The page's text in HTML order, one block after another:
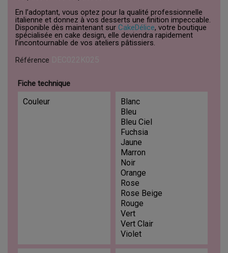
En l’adoptant, vous optez pour la qualité professionnelle
italienne et donnez à vos desserts une finition impeccable.
Disponible dès maintenant sur CakeDélice, votre boutique
spécialisée en cake design, elle deviendra rapidement
l’incontournable de vos ateliers pâtissiers.
Référence
Fiche technique
Couleur
Blanc
Bleu
Bleu Ciel
Fuchsia
Jaune
Marron
Noir
Orange
Rose
Rose Beige
Rouge
Vert
Vert Clair
Violet